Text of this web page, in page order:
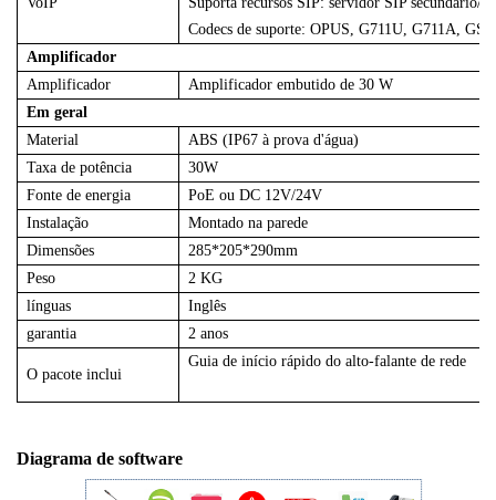
Codecs de suporte: OPUS, G711U, G711A,
Amplificador
Amplificador
Amplificador embutido de 30 W
Em geral
Material
ABS (IP67 à prova d'água)
Taxa de potência
30W
Fonte de energia
PoE ou DC 12V/24V
Instalação
Montado na parede
Dimensões
285*205*290mm
Peso
2 KG
línguas
Inglês
garantia
2 anos
O pacote inclui
Guia de início rápido do alto-falante de rede
Diagrama de software